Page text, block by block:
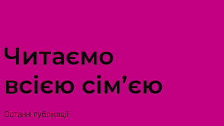
Читаємо
всією сім’єю
Останні публікації